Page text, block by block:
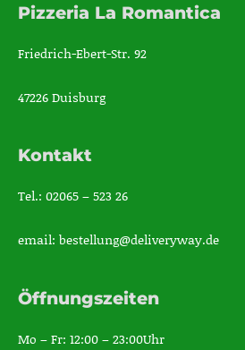
Pizzeria La Romantica
Friedrich-Ebert-Str. 92
47226 Duisburg
Kontakt
Tel.: 02065 – 523 26
email: bestellung@deliveryway.de
Öffnungszeiten
Mo – Fr: 12:00 – 23:00Uhr